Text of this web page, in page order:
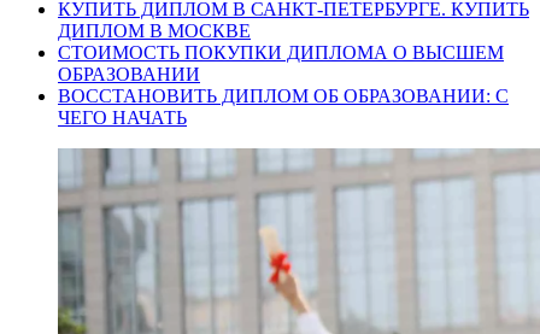
КУПИТЬ ДИПЛОМ В САНКТ-ПЕТЕРБУРГЕ. КУПИТЬ
ДИПЛОМ В МОСКВЕ
СТОИМОСТЬ ПОКУПКИ ДИПЛОМА О ВЫСШЕМ
ОБРАЗОВАНИИ
ВОССТАНОВИТЬ ДИПЛОМ ОБ ОБРАЗОВАНИИ: С
ЧЕГО НАЧАТЬ